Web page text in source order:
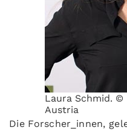
Laura Schmid. ©
Austria
Die Forscher_innen,